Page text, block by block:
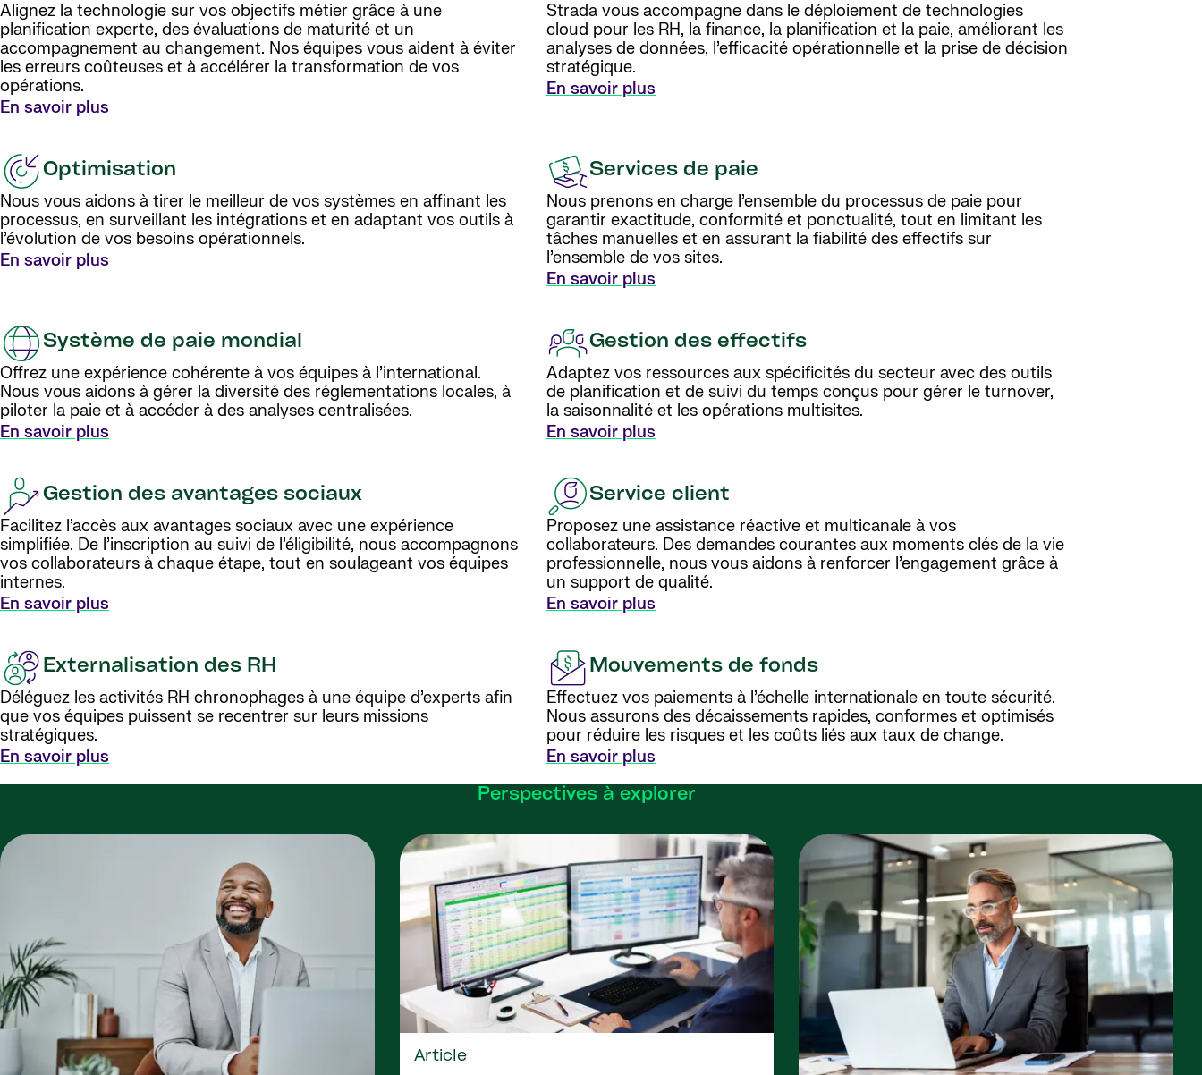
Alignez la technologie sur vos objectifs métier grâce à une
planification experte, des évaluations de maturité et un
accompagnement au changement. Nos équipes vous aident à éviter
les erreurs coûteuses et à accélérer la transformation de vos
opérations.
En savoir plus
Strada vous accompagne dans le déploiement de technologies
cloud pour les RH, la finance, la planification et la paie, améliorant les
analyses de données, l’efficacité opérationnelle et la prise de décision
stratégique.
En savoir plus
Optimisation
Nous vous aidons à tirer le meilleur de vos systèmes en affinant les
processus, en surveillant les intégrations et en adaptant vos outils à
l’évolution de vos besoins opérationnels.
En savoir plus
Services de paie
Nous prenons en charge l’ensemble du processus de paie pour
garantir exactitude, conformité et ponctualité, tout en limitant les
tâches manuelles et en assurant la fiabilité des effectifs sur
l’ensemble de vos sites.
En savoir plus
Système de paie mondial
Offrez une expérience cohérente à vos équipes à l’international.
Nous vous aidons à gérer la diversité des réglementations locales, à
piloter la paie et à accéder à des analyses centralisées.
En savoir plus
Gestion des effectifs
Adaptez vos ressources aux spécificités du secteur avec des outils
de planification et de suivi du temps conçus pour gérer le turnover,
la saisonnalité et les opérations multisites.
En savoir plus
Gestion des avantages sociaux
Facilitez l’accès aux avantages sociaux avec une expérience
simplifiée. De l’inscription au suivi de l’éligibilité, nous accompagnons
vos collaborateurs à chaque étape, tout en soulageant vos équipes
internes.
En savoir plus
Service client
Proposez une assistance réactive et multicanale à vos
collaborateurs. Des demandes courantes aux moments clés de la vie
professionnelle, nous vous aidons à renforcer l’engagement grâce à
un support de qualité.
En savoir plus
Externalisation des RH
Déléguez les activités RH chronophages à une équipe d’experts afin
que vos équipes puissent se recentrer sur leurs missions
stratégiques.
En savoir plus
Mouvements de fonds
Effectuez vos paiements à l’échelle internationale en toute sécurité.
Nous assurons des décaissements rapides, conformes et optimisés
pour réduire les risques et les coûts liés aux taux de change.
En savoir plus
Perspectives à explorer
Article